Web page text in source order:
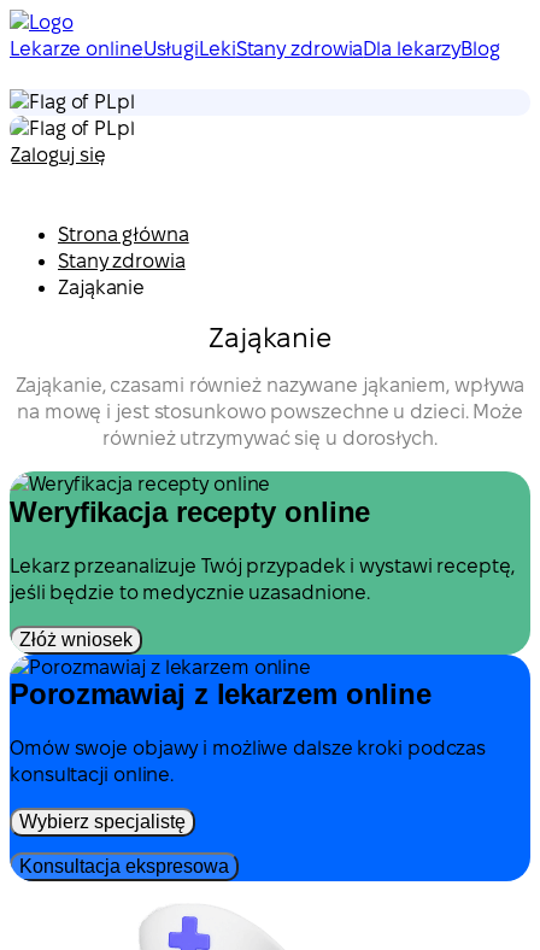
Lekarze onlineUsługi LekiStany zdrowiaDla lekarzyBlog
pl
pl
Zaloguj się
Strona główna
Stany zdrowia
Zająkanie
Zająkanie
Zająkanie, czasami również nazywane jąkaniem, wpływa
na mowę i jest stosunkowo powszechne u dzieci. Może
również utrzymywać się u dorosłych.
Weryfikacja recepty online
Lekarz przeanalizuje Twój przypadek i wystawi receptę,
jeśli będzie to medycznie uzasadnione.
Złóż wniosek
Porozmawiaj z lekarzem online
Omów swoje objawy i możliwe dalsze kroki podczas
konsultacji online.
Wybierz specjalistę
Konsultacja ekspresowa